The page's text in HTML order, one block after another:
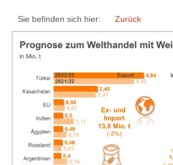
Sie befinden sich hier: Zurück